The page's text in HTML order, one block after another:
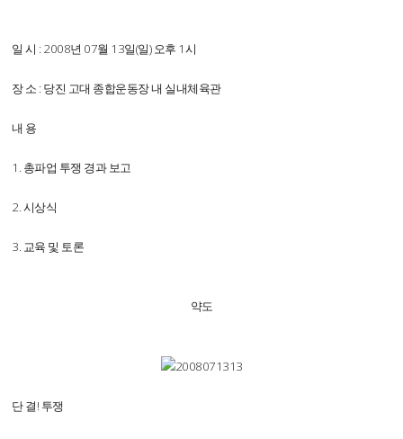
일 시 : 2008년 07월 13일(일) 오후 1시
장 소 : 당진 고대 종합운동장 내 실내체육관
내 용
1. 총파업 투쟁 경과 보고
2. 시상식
3. 교육 및 토론
약도
단 결! 투쟁